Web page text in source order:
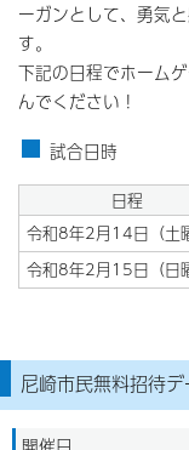
ーガンとして、勇気
す。
下記の日程でホーム
んでください！
試合日時
日程
令和8年2月14日（土
令和8年2月15日（日
尼崎市民無料招待